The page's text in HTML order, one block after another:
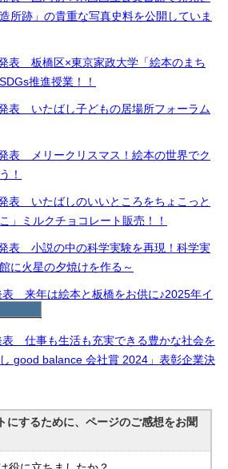
所跡」の貴重な写真史料を公開していま
表 板橋区×東京家政大学「絵本のまち
推進授業！！
表 いたばし子どもの居場所フォーラム
表 メリークリスマス！絵本の世界でク
！
表 いたばしのいいところをちょこっと
ミルクチョコレート販売！！
表 小説の中の科学実験を再現！科学実
に火星の夕焼けを作る～
表 来年は絵本と板橋をお供に♪2025年イ
売
表 仕事も生活も充実できる豊かな社会を
good balance 会社賞 2024」表彰企業決
にするために、ページのご感想をお聞